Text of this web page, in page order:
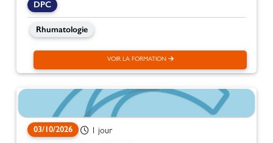
DPC
Rhumatologie
VOIR LA FORMATION
03/10/2026 1 jour